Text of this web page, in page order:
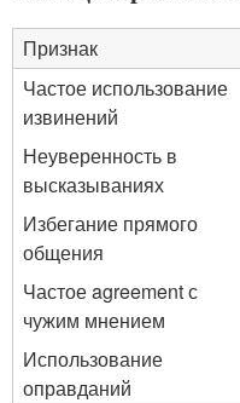
Признак
Частое использование
извинений
Неуверенность в
высказываниях
Избегание прямого
общения
Частое agreement с
чужим мнением
Использование
оправданий